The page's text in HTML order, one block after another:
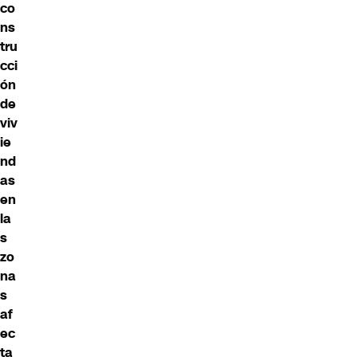
co
ns
tru
cci
ón
de
viv
ie
nd
as
en
la
s
zo
na
s
af
ec
ta